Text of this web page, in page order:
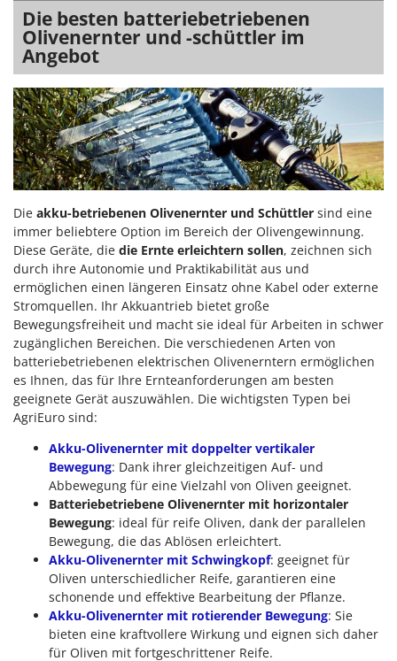
Die besten batteriebetriebenen
Olivenernter und -schüttler im
Angebot
Die akku-betriebenen Olivenernter und Schüttler sind eine
immer beliebtere Option im Bereich der Olivengewinnung.
Diese Geräte, die die Ernte erleichtern sollen, zeichnen sich
durch ihre Autonomie und Praktikabilität aus und
ermöglichen einen längeren Einsatz ohne Kabel oder externe
Stromquellen. Ihr Akkuantrieb bietet große
Bewegungsfreiheit und macht sie ideal für Arbeiten in schwer
zugänglichen Bereichen. Die verschiedenen Arten von
batteriebetriebenen elektrischen Olivenerntern ermöglichen
es Ihnen, das für Ihre Ernteanforderungen am besten
geeignete Gerät auszuwählen. Die wichtigsten Typen bei
AgriEuro sind:
Akku-Olivenernter mit doppelter vertikaler
Bewegung: Dank ihrer gleichzeitigen Auf- und
Abbewegung für eine Vielzahl von Oliven geeignet.
Batteriebetriebene Olivenernter mit horizontaler
Bewegung: ideal für reife Oliven, dank der parallelen
Bewegung, die das Ablösen erleichtert.
Akku-Olivenernter mit Schwingkopf: geeignet für
Oliven unterschiedlicher Reife, garantieren eine
schonende und effektive Bearbeitung der Pflanze.
Akku-Olivenernter mit rotierender Bewegung: Sie
bieten eine kraftvollere Wirkung und eignen sich daher
für Oliven mit fortgeschrittener Reife.